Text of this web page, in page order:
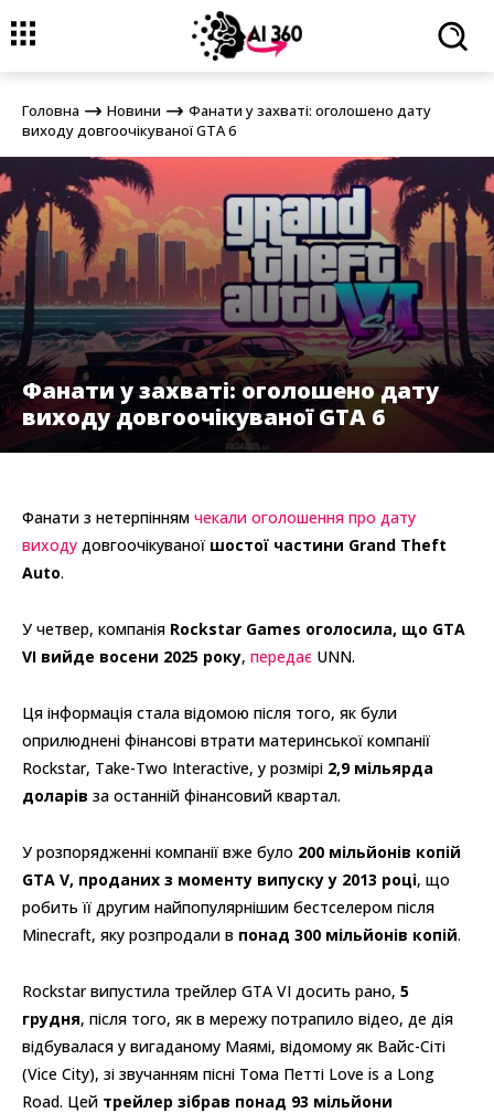
Головна
Фанати у захваті: оголошено дату виходу
довгоочікуваної GTA 6
Головна Новини
Фанати у захваті: оголошено дату
виходу довгоочікуваної GTA 6
Фанати у захваті: оголошено дату
виходу довгоочікуваної GTA 6
Фанати з нетерпінням чекали оголошення про дату
виходу довгоочікуваної шостої частини Grand Theft
Auto.
У четвер, компанія Rockstar Games оголосила, що GTA
VI вийде восени 2025 року, передає UNN.
Ця інформація стала відомою після того, як були
оприлюднені фінансові втрати материнської компанії
Rockstar, Take-Two Interactive, у розмірі 2,9 мільярда
доларів за останній фінансовий квартал.
У розпорядженні компанії вже було 200 мільйонів копій
GTA V, проданих з моменту випуску у 2013 році, що
робить її другим найпопулярнішим бестселером після
Minecraft, яку розпродали в понад 300 мільйонів копій.
Rockstar випустила трейлер GTA VI досить рано, 5
грудня, після того, як в мережу потрапило відео, де дія
відбувалася у вигаданому Маямі, відомому як Вайс-Сіті
(Vice City), зі звучанням пісні Тома Петті Love is a Long
Road. Цей трейлер зібрав понад 93 мільйони